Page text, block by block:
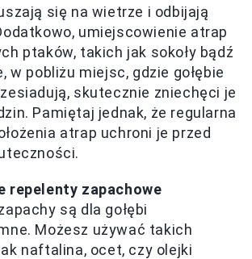
się na wietrze i odbijają
umiejscowienie atrap
ptaków, takich jak sokoły bądź
w pobliżu miejsc, gdzie gołębie
skutecznie zniechęci je
Pamiętaj jednak, że regularna
atrap uchroni je przed
repelenty zapachowe
są dla gołębi
Możesz używać takich
naftalina, ocet, czy olejki